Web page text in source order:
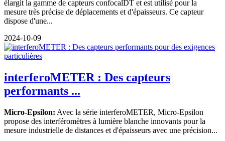
élargit la gamme de capteurs confocalDT et est utilisé pour la
mesure très précise de déplacements et d'épaisseurs. Ce capteur
dispose d'une...
2024-10-09
interferoMETER : Des capteurs
performants ...
Micro-Epsilon: Avec la série interferoMETER, Micro-Epsilon
propose des interféromètres à lumière blanche innovants pour la
mesure industrielle de distances et d'épaisseurs avec une précision...